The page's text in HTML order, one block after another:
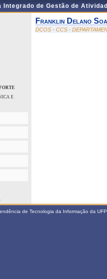
Integrado de Gestão de
E
Franklin Delano
DCOS - CCS -
de Tecnologia da Informação da